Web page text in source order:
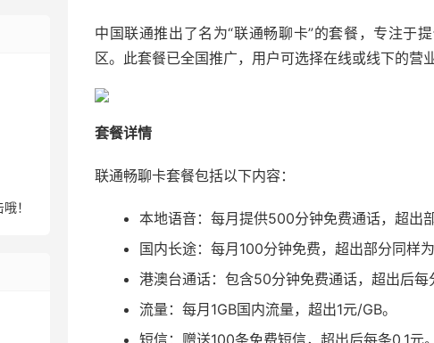
中国联通推出了名为“联通畅聊卡”的套餐，专注于
区。此套餐已全国推广，用户可选择在线或线下的营
套餐详情
联通畅聊卡套餐包括以下内容：
本地语音：每月提供500分钟免费通话，超出
国内长途：每月100分钟免费，超出部分同样为
港澳台通话：包含50分钟免费通话，超出后每
流量：每月1GB国内流量，超出1元/GB。
短信：赠送100条免费短信，超出后每条0.1元。
！